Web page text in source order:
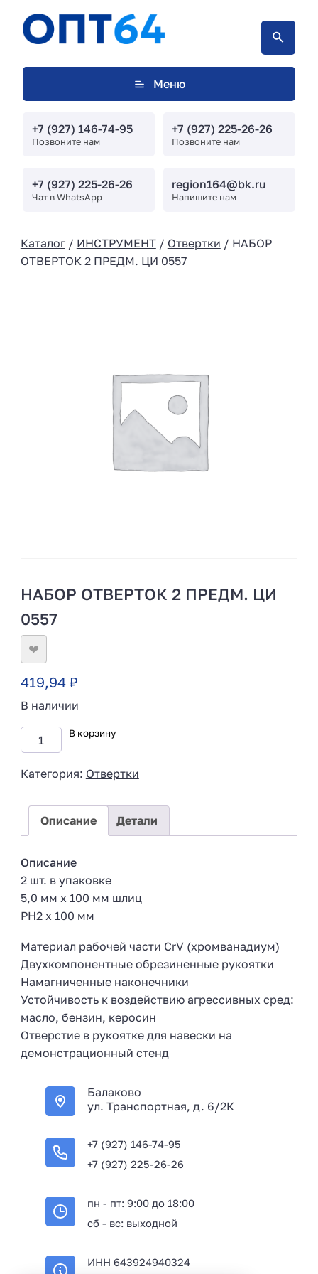
Меню
+7 (927) 146-74-95
Позвоните нам
+7 (927) 225-26-26
Позвоните нам
+7 (927) 225-26-26
Чат в WhatsApp
region164@bk.ru
Напишите нам
Каталог/ ИНСТРУМЕНТ/ Отвертки / НАБОР
ОТВЕРТОК 2 ПРЕДМ. ЦИ 0557
НАБОР ОТВЕРТОК 2 ПРЕДМ. ЦИ
0557
❤
419,94 ₽
В наличии
В корзину
Категория: Отвертки
Описание Детали
Описание
2 шт. в упаковке
5,0 мм x 100 мм шлиц
PH2 x 100 мм
Материал рабочей части CrV (хромванадиум)
Двухкомпонентные обрезиненные рукоятки
Намагниченные наконечники
Устойчивость к воздействию агрессивных сред:
масло, бензин, керосин
Отверстие в рукоятке для навески на
демонстрационный стенд
Балаково
ул. Транспортная, д. 6/2К
+7 (927) 146-74-95
+7 (927) 225-26-26
пн - пт: 9:00 до 18:00
сб - вс: выходной
ИНН 643924940324